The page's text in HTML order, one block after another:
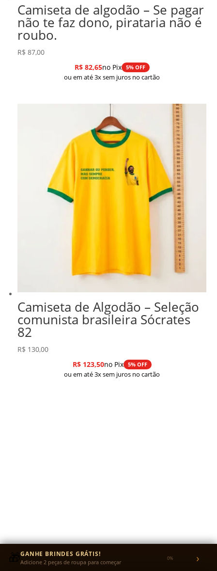
Camiseta de algodão – Se pagar
não te faz dono, pirataria não é
roubo.
R$ 87,00
R$82,65no Pix 5% OFF
ou em até 3x sem juros no cartão
Camiseta de Algodão – Seleção
comunista brasileira Sócrates
82
R$ 130,00
R$123,50no Pix 5% OFF
ou em até 3x sem juros no cartão
🎁GANHE BRINDES GRÁTIS!
Adicione 2 peças de roupa para começar 0% ›